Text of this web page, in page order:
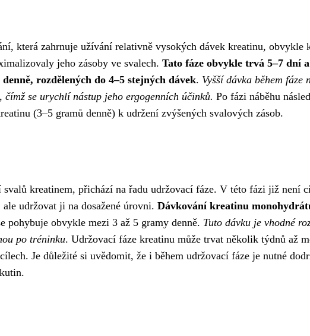
která zahrnuje užívání relativně vysokých dávek kreatinu, obvykle
jeho zásoby ve svalech. Tato fáze obvykle trvá 5–7 dní a
rozdělených do 4–5 stejných dávek. Vyšší dávka během fáze
se urychlí nástup jeho ergogenních účinků. Po fázi náběhu
(3–5 gramů denně) k udržení zvýšených svalových zásob.
kreatinem, přichází na řadu udržovací fáze. V této fázi již není
udržovat ji na dosažené úrovni. Dávkování kreatinu
pohybuje obvykle mezi 3 až 5 gramy denně. Tuto dávku je vhodné
po tréninku. Udržovací fáze kreatinu může trvat několik týdnů až
Je důležité si uvědomit, že i během udržovací fáze je nutné